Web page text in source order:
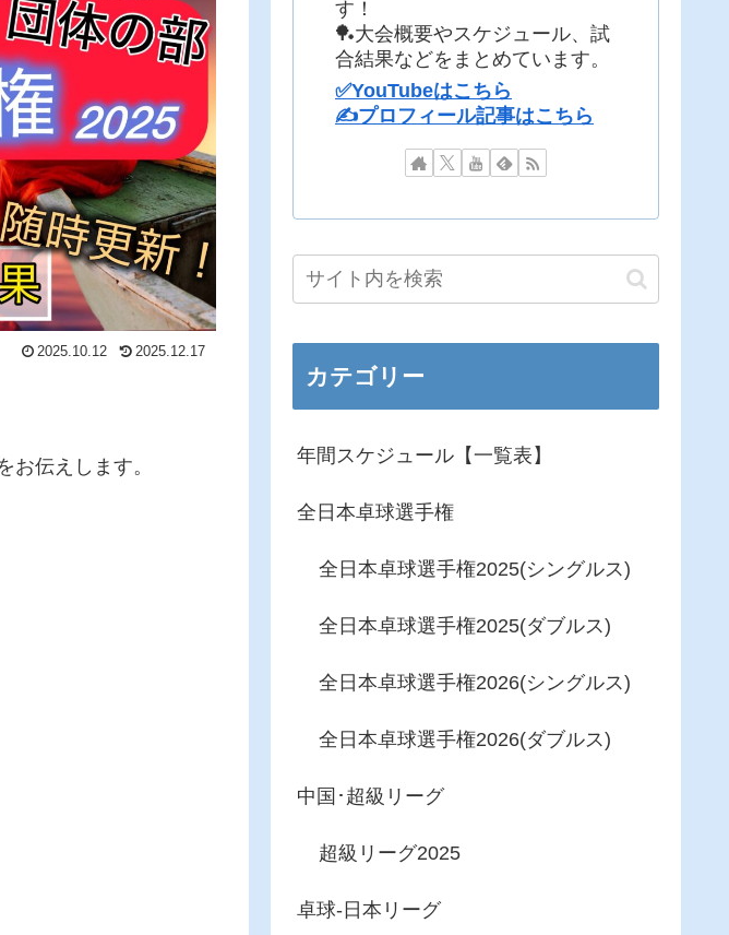
2025.10.12 2025.12.17
お伝えします。
す！
🏓大会概要やスケジュール、試
合結果などをまとめています。
✅YouTubeはこちら
✍️プロフィール記事はこちら
カテゴリー
年間スケジュール【一覧表】
全日本卓球選手権
全日本卓球選手権2025(シングルス)
全日本卓球選手権2025(ダブルス)
全日本卓球選手権2026(シングルス)
全日本卓球選手権2026(ダブルス)
中国･超級リーグ
超級リーグ2025
卓球-日本リーグ